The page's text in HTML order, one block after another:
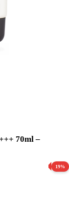
70ml –
19%